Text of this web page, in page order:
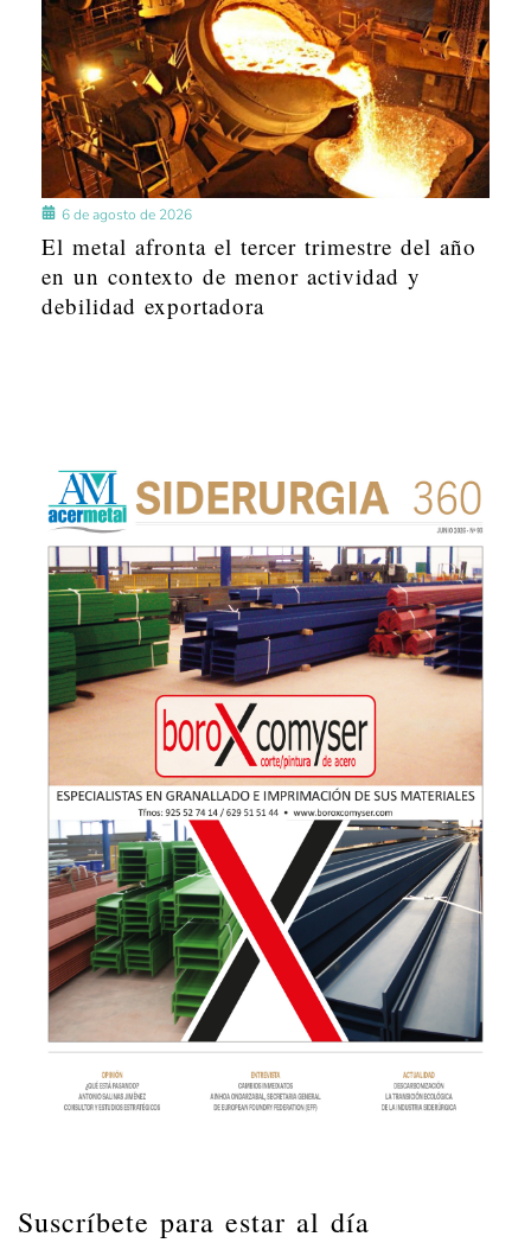
6 de agosto de 2026
El metal afronta el tercer trimestre del año
en un contexto de menor actividad y
debilidad exportadora
Suscríbete para estar al día